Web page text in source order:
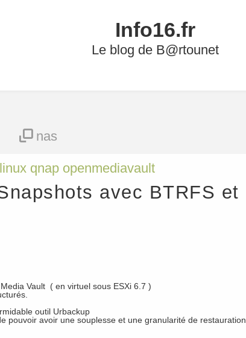
Info16.fr
Le blog de B@rtounet
nas
qnap openmediavault
avec BTRFS et
Vault ( en virtuel sous ESXi 6.7 )
outil Urbackup
pouvoir avoir une souplesse et une granularité de restauration